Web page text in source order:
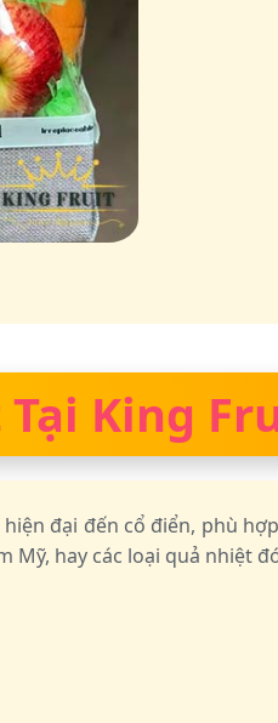
Tại King
đại đến cổ điển, phù
Mỹ, hay các loại quả nhiệt